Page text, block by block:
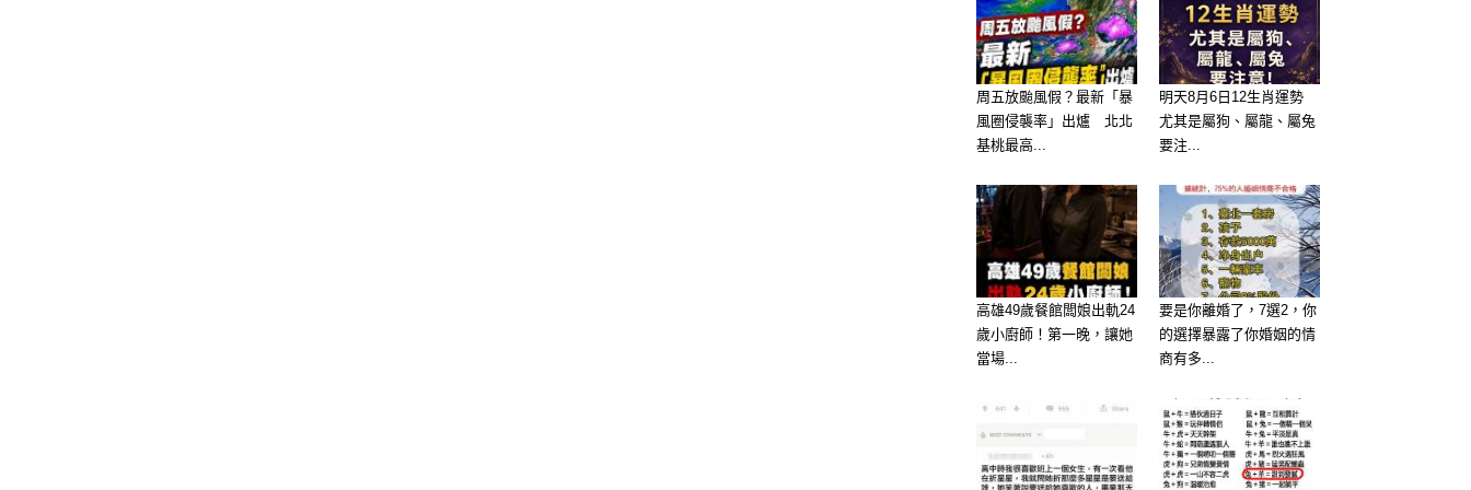
周五放颱風假？最新「暴
風圈侵襲率」出爐 北北
基桃最高...
明天8月6日12生肖運勢
尤其是屬狗、屬龍、屬兔
要注...
高雄49歲餐館闆娘出軌24
歲小廚師！第一晚，讓她
當場...
要是你離婚了，7選2，你
的選擇暴露了你婚姻的情
商有多...